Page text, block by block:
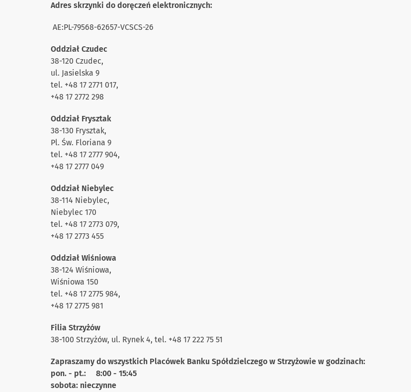
Adres skrzynki do doręczeń elektronicznych:
AE:PL-79568-62657-VCSCS-26
Oddział Czudec
38-120 Czudec,
ul. Jasielska 9
tel. +48 17 2771 017,
+48 17 2772 298
Oddział Frysztak
38-130 Frysztak,
Pl. Św. Floriana 9
tel. +48 17 2777 904,
+48 17 2777 049
Oddział Niebylec
38-114 Niebylec,
Niebylec 170
tel. +48 17 2773 079,
+48 17 2773 455
Oddział Wiśniowa
38-124 Wiśniowa,
Wiśniowa 150
tel. +48 17 2775 984,
+48 17 2775 981
Filia Strzyżów
38-100 Strzyżów, ul. Rynek 4, tel. +48 17 222 75 51
Zapraszamy do wszystkich Placówek Banku Spółdzielczego w Strzyżowie w godzinach:
pon. - pt.: 8:00 - 15:45
sobota: nieczynne